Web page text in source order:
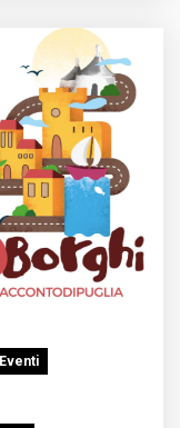
Eventi